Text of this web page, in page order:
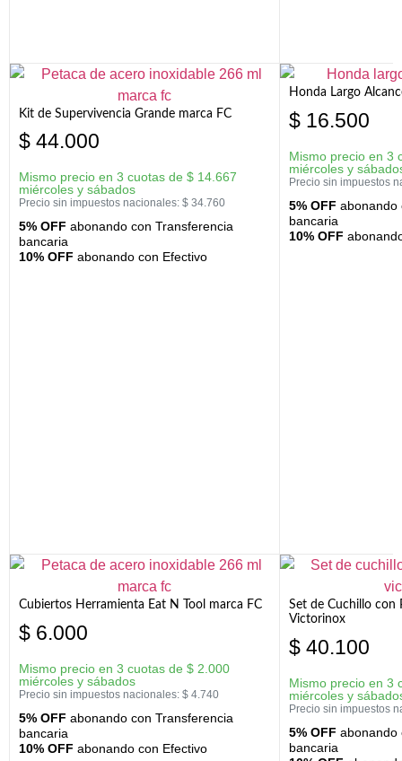
Kit de Supervivencia Grande marca FC
$ 44.000
Mismo precio en 3 cuotas de $ 14.667
miércoles y sábados
Precio sin impuestos nacionales: $ 34.760
5% OFF abonando con Transferencia
bancaria
10% OFF abonando con Efectivo
Honda Largo
$ 16.500
Mismo precio en 3
miércoles y
Precio sin impuestos
5% OFF abonando
bancaria
10% OFF
Cubiertos Herramienta Eat N Tool marca FC
$ 6.000
Mismo precio en 3 cuotas de $ 2.000
miércoles y sábados
Precio sin impuestos nacionales: $ 4.740
5% OFF abonando con Transferencia
bancaria
10% OFF abonando con Efectivo
Set de Cuchillo con
Victorinox
$ 40.100
Mismo precio en 3
miércoles y
Precio sin impuestos
5% OFF abonando
bancaria